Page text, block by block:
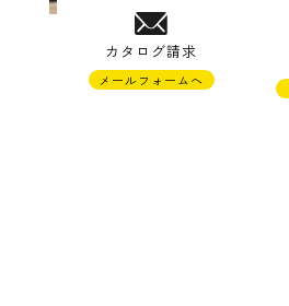
カタログ請求
メールフォームへ